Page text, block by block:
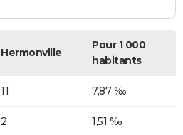
Hermonville
Pour 1 000
habitants
11 7,87 ‰
2 1,51 ‰